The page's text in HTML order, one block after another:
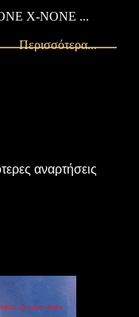
X-NONE ...
Περισσότερα...
αναρτήσεις